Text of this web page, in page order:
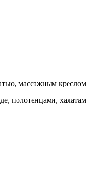
массажным
полотенцами,